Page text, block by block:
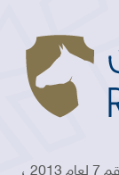
تأسست أكاديمية ربدان رسميًا بموجب القانون رقم 7 لعام 2013 ،